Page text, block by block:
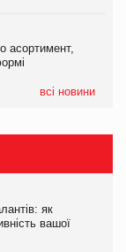
асортимент,
всі новини
асортимент,
як
вашої